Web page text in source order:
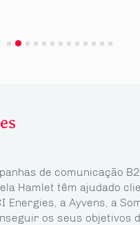
de comunicação
Hamlet têm ajudado
Energies, a Ayvens, a
os seus objetivos